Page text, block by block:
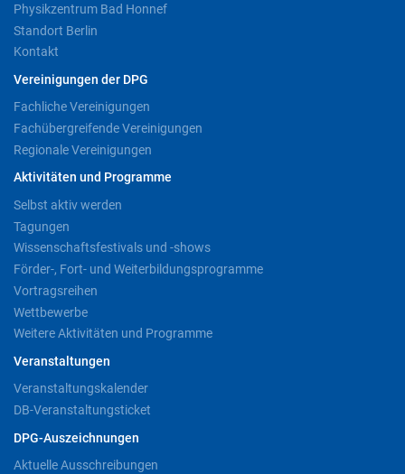
Physikzentrum Bad Honnef
Standort Berlin
Kontakt
Vereinigungen der DPG
Fachliche Vereinigungen
Fachübergreifende Vereinigungen
Regionale Vereinigungen
Aktivitäten und Programme
Selbst aktiv werden
Tagungen
Wissenschaftsfestivals und -shows
Förder-, Fort- und Weiterbildungsprogramme
Vortragsreihen
Wettbewerbe
Weitere Aktivitäten und Programme
Veranstaltungen
Veranstaltungskalender
DB-Veranstaltungsticket
DPG-Auszeichnungen
Aktuelle Ausschreibungen